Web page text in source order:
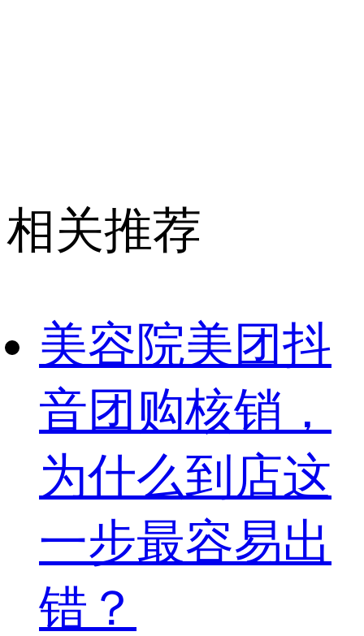
相关推荐
美容院美团抖
音团购核销，
为什么到店这
一步最容易出
错？